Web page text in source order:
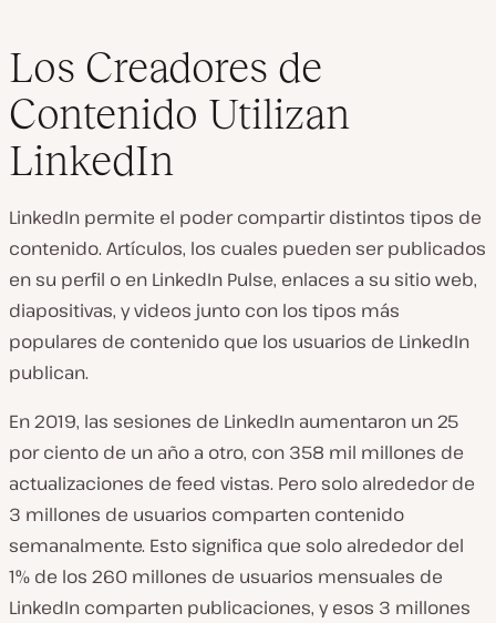
Los Creadores de
Contenido Utilizan
LinkedIn
LinkedIn permite el poder compartir distintos tipos de
contenido. Artículos, los cuales pueden ser publicados
en su perfil o en LinkedIn Pulse, enlaces a su sitio web,
diapositivas, y videos junto con los tipos más
populares de contenido que los usuarios de LinkedIn
publican.
En 2019, las sesiones de LinkedIn aumentaron un 25
por ciento de un año a otro, con 358 mil millones de
actualizaciones de feed vistas. Pero solo alrededor de
3 millones de usuarios comparten contenido
semanalmente. Esto significa que solo alrededor del
1% de los 260 millones de usuarios mensuales de
LinkedIn comparten publicaciones, y esos 3 millones